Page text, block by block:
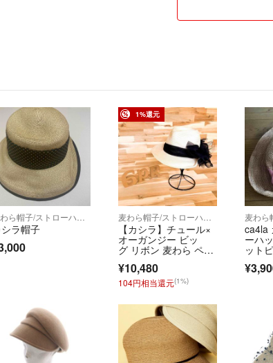
真と説明文にてご判
し上げます。
【ヴィンテージ品の
経年による微細な不
がございます。中古
い。
【お取引のルール】
即購入OK：全品在
ー割）でのご検討を
正規品保証：すべて
麦わら帽子/ストローハット
ラ帽子
1%還元
麦わら帽子/ストローハット
【カシラ】チュール×
オーガンジー ビッ
グ リボン 麦わら ペー
¥10,480
104円相当還元(1%)
ca4la
ーハ
ット